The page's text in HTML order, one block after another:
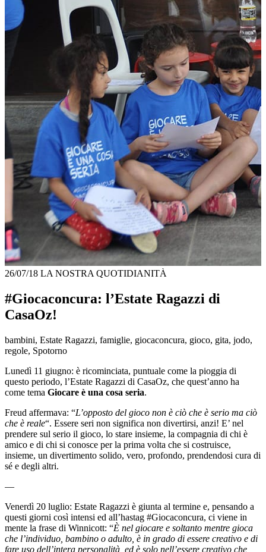
26/07/18 LA NOSTRA QUOTIDIANITÀ
#Giocaconcura: l’Estate Ragazzi di
CasaOz!
bambini, Estate Ragazzi, famiglie, giocaconcura, gioco, gita, jodo,
regole, Spotorno
Lunedì 11 giugno: è ricominciata, puntuale come la pioggia di
questo periodo, l’Estate Ragazzi di CasaOz, che quest’anno ha
come tema Giocare è una cosa seria.
Freud affermava: “L’opposto del gioco non è ciò che è serio ma ciò
che è reale“. Essere seri non significa non divertirsi, anzi! E’ nel
prendere sul serio il gioco, lo stare insieme, la compagnia di chi è
amico e di chi si conosce per la prima volta che si costruisce,
insieme, un divertimento solido, vero, profondo, prendendosi cura di
sé e degli altri.
—
Venerdì 20 luglio: Estate Ragazzi è giunta al termine e, pensando a
questi giorni così intensi ed all’hastag #Giocaconcura, ci viene in
mente la frase di Winnicott: “È nel giocare e soltanto mentre gioca
che l’individuo, bambino o adulto, è in grado di essere creativo e di
fare uso dell’intera personalità, ed è solo nell’essere creativo che